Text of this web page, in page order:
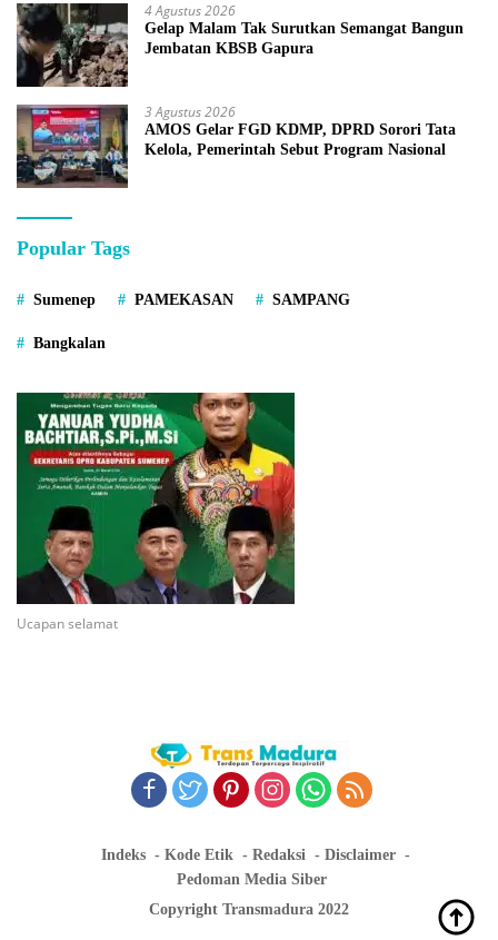
4 Agustus 2026
Gelap Malam Tak Surutkan Semangat Bangun
Jembatan KBSB Gapura
3 Agustus 2026
AMOS Gelar FGD KDMP, DPRD Sorori Tata
Kelola, Pemerintah Sebut Program Nasional
Popular Tags
Sumenep PAMEKASAN SAMPANG
Bangkalan
Ucapan selamat
Indeks Kode Etik Redaksi
Disclaimer
Pedoman Media Siber
Copyright Transmadura 2022